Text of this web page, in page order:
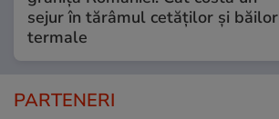
sejur în tărâmul cetăților și băilor
termale
PARTENERI